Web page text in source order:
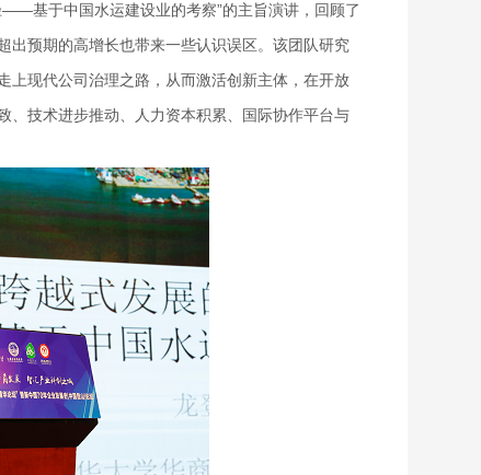
——基于中国水运建设业的考察”的主旨演讲，回顾了
出预期的高增长也带来一些认识误区。该团队研究
上现代公司治理之路，从而激活创新主体，在开放
、技术进步推动、人力资本积累、国际协作平台与